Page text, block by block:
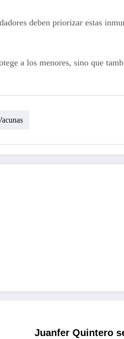
deben priorizar estas
a los menores, sino que
Juanfer Quintero